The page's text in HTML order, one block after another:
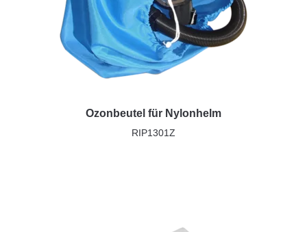
Ozonbeutel für Nylonhelm
RIP1301Z